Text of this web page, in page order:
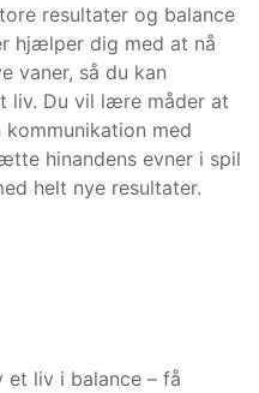
resultater og balance
hjælper dig med at nå
vaner, så du kan
liv. Du vil lære måder at
med
hinandens evner i spil
helt nye resultater.
liv i balance – få